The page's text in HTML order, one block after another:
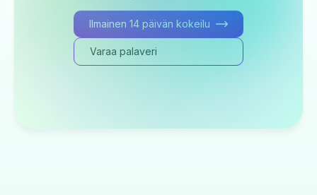
Ilmainen 14 päivän kokeilu
Varaa palaveri